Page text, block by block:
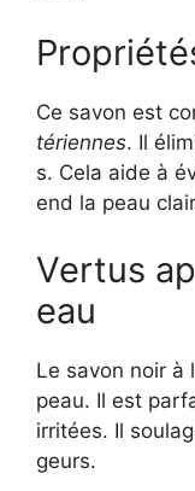
Ce savon est
tériennes. Il
s. Cela aide à
end la peau
Vertus
eau
Le savon noir à
peau. Il est
irritées. Il
geurs.